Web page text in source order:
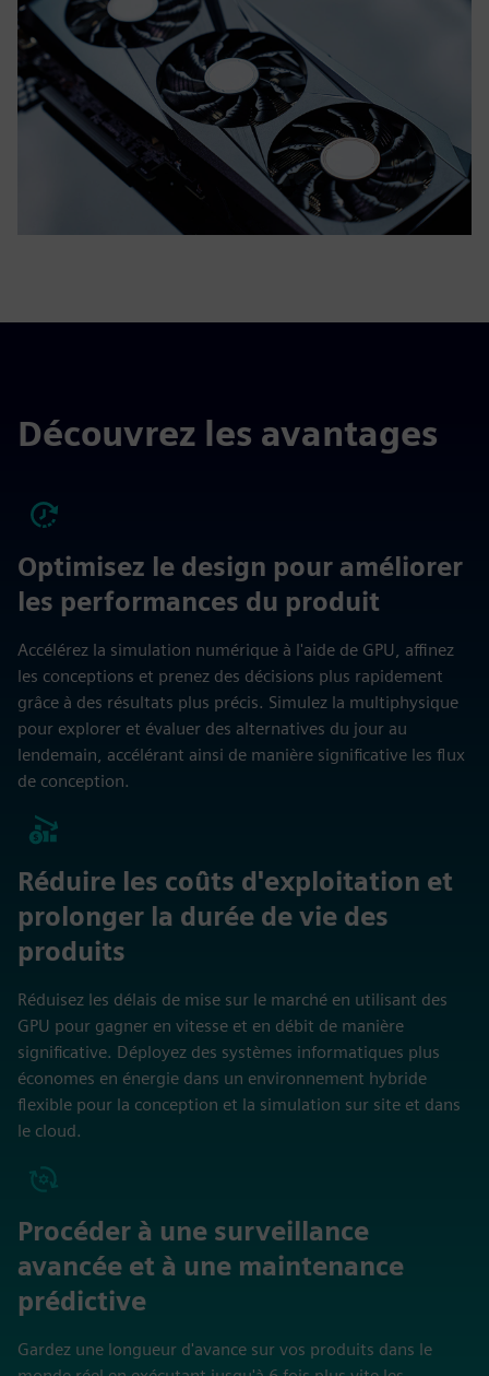
Découvrez les avantages
Optimisez le design pour améliorer
les performances du produit
Accélérez la simulation numérique à l'aide de GPU, affinez
les conceptions et prenez des décisions plus rapidement
grâce à des résultats plus précis. Simulez la multiphysique
pour explorer et évaluer des alternatives du jour au
lendemain, accélérant ainsi de manière significative les flux
de conception.
Réduire les coûts d'exploitation et
prolonger la durée de vie des
produits
Réduisez les délais de mise sur le marché en utilisant des
GPU pour gagner en vitesse et en débit de manière
significative. Déployez des systèmes informatiques plus
économes en énergie dans un environnement hybride
flexible pour la conception et la simulation sur site et dans
le cloud.
Procéder à une surveillance
avancée et à une maintenance
prédictive
Gardez une longueur d'avance sur vos produits dans le